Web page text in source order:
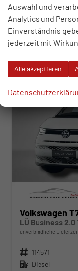
incl. 19% MwSt.
Verbrauch
CO
CO -
Volkswagen
LÜ Business 2.0
unverbindliche
Fahrzeugnr. 114571
Kraftstoff Diesel
Auswahl und
Analytics und
Einverständnis
jederzeit mit
Alle akzeptieren